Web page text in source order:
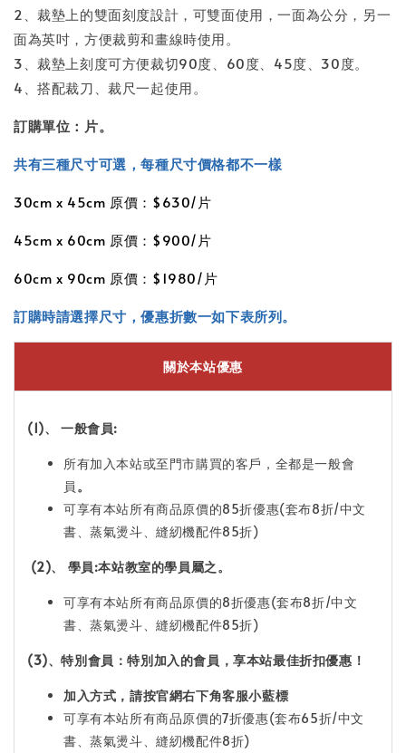
2、裁墊上的雙面刻度設計，可雙面使用，一面為公分，另一
面為英吋，方便裁剪和畫線時使用。
3、裁墊上刻度可方便裁切90度、60度、45度、30度。
4、搭配裁刀、裁尺一起使用。
訂購單位：片。
共有三種尺寸可選，每種尺寸價格都不一樣
30cm x 45cm 原價：$630/片
45cm x 60cm 原價：$900/片
60cm x 90cm 原價：$1980/片
訂購時請選擇尺寸，優惠折數一如下表所列。
關於本站優惠
(1)、 一般會員:
所有加入本站或至門市購買的客戶，全都是一般會
員 。
可享有本站所有商品原價的85折優惠(套布8折/中文
書、蒸氣燙斗、縫紉機配件85折)
(2)、 學員:本站教室的學員屬之。
可享有本站所有商品原價的8折優惠(套布8折/中文
書、蒸氣燙斗、縫紉機配件85折)
(3)、特別會員：特別加入的會員，享本站最佳折扣優惠！
加入方式，請按官網右下角客服小藍標
可享有本站所有商品原價的7折優惠(套布65折/中文
書、蒸氣燙斗、縫紉機配件8折)